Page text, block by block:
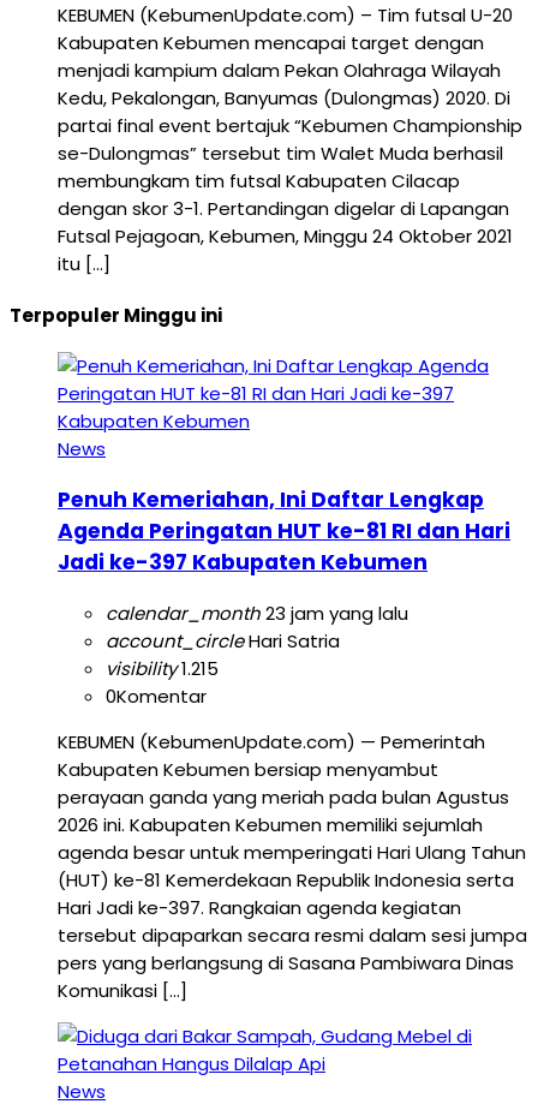
KEBUMEN (KebumenUpdate.com) – Tim futsal U-20
Kabupaten Kebumen mencapai target dengan
menjadi kampium dalam Pekan Olahraga Wilayah
Kedu, Pekalongan, Banyumas (Dulongmas) 2020. Di
partai final event bertajuk “Kebumen Championship
se-Dulongmas” tersebut tim Walet Muda berhasil
membungkam tim futsal Kabupaten Cilacap
dengan skor 3-1. Pertandingan digelar di Lapangan
Futsal Pejagoan, Kebumen, Minggu 24 Oktober 2021
itu […]
Terpopuler Minggu ini
News
Penuh Kemeriahan, Ini Daftar Lengkap
Agenda Peringatan HUT ke-81 RI dan Hari
Jadi ke-397 Kabupaten Kebumen
calendar_month23 jam yang lalu
account_circleHari Satria
visibility1.215
0Komentar
KEBUMEN (KebumenUpdate.com) — Pemerintah
Kabupaten Kebumen bersiap menyambut
perayaan ganda yang meriah pada bulan Agustus
2026 ini. Kabupaten Kebumen memiliki sejumlah
agenda besar untuk memperingati Hari Ulang Tahun
(HUT) ke-81 Kemerdekaan Republik Indonesia serta
Hari Jadi ke-397. Rangkaian agenda kegiatan
tersebut dipaparkan secara resmi dalam sesi jumpa
pers yang berlangsung di Sasana Pambiwara Dinas
Komunikasi […]
News